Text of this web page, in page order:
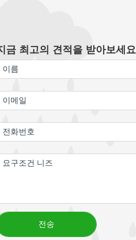
금 최고의 견적을 받아보세요